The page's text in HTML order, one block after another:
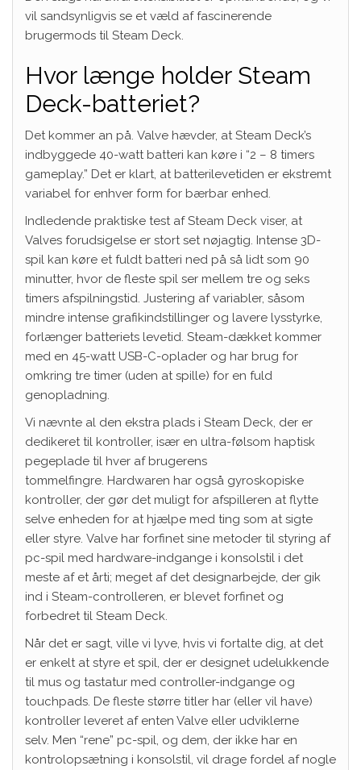
vil sandsynligvis se et væld af fascinerende
brugermods til Steam Deck.
Hvor længe holder Steam
Deck-batteriet?
Det kommer an på. Valve hævder, at Steam Deck’s
indbyggede 40-watt batteri kan køre i “2 – 8 timers
gameplay.” Det er klart, at batterilevetiden er ekstremt
variabel for enhver form for bærbar enhed.
Indledende praktiske test af Steam Deck viser, at
Valves forudsigelse er stort set nøjagtig. Intense 3D-
spil kan køre et fuldt batteri ned på så lidt som 90
minutter, hvor de fleste spil ser mellem tre og seks
timers afspilningstid. Justering af variabler, såsom
mindre intense grafikindstillinger og lavere lysstyrke,
forlænger batteriets levetid. Steam-dækket kommer
med en 45-watt USB-C-oplader og har brug for
omkring tre timer (uden at spille) for en fuld
genopladning.
Vi nævnte al den ekstra plads i Steam Deck, der er
dedikeret til kontroller, især en ultra-følsom haptisk
pegeplade til hver af brugerens
tommelfingre. Hardwaren har også gyroskopiske
kontroller, der gør det muligt for afspilleren at flytte
selve enheden for at hjælpe med ting som at sigte
eller styre. Valve har forfinet sine metoder til styring af
pc-spil med hardware-indgange i konsolstil i det
meste af et årti; meget af det designarbejde, der gik
ind i Steam-controlleren, er blevet forfinet og
forbedret til Steam Deck.
Når det er sagt, ville vi lyve, hvis vi fortalte dig, at det
er enkelt at styre et spil, der er designet udelukkende
til mus og tastatur med controller-indgange og
touchpads. De fleste større titler har (eller vil have)
kontroller leveret af enten Valve eller udviklerne
selv. Men “rene” pc-spil, og dem, der ikke har en
kontrolopsætning i konsolstil, vil drage fordel af nogle